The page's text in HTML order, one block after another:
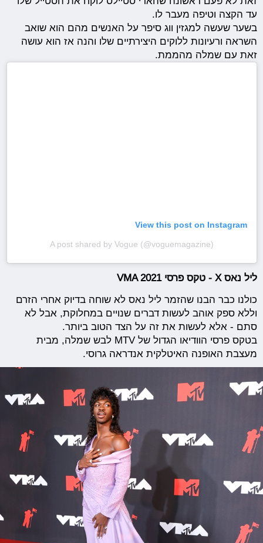
עד הקצה וטיפה מעבר לו.
בשער שעשה למגזין ווג סיפר על האנשים מהם הוא שואב
השראה ורעיונות ללוקים היצירתיים שלו והנה אז הוא עושה
זאת עם שמלה מהממת.
View this post on Instagram
A post shared by Vogue (@voguemagazine)
ליל נאס X - טקס פרסי VMA 2021
כולנו כבר הבנו שהזמר ליל נאס לא שוחה בדיוק אחרי הזרם
וללא ספק אוהב לעשות דברים שנויים במחלוקת, אבל לא
סתם - אלא לעשות את זה על הצד הטוב ביותר.
בטקס פרסי הוודיאו הגדול של MTV לבש שמלה, מבית
מעצבת האופנה האיטלקית אנדראה גרוסי.